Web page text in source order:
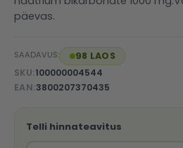
päevas.
SAADAVUS:
98 LAOS
SKU 100000004544
EAN 3800207370435
Telli hinnateavitus